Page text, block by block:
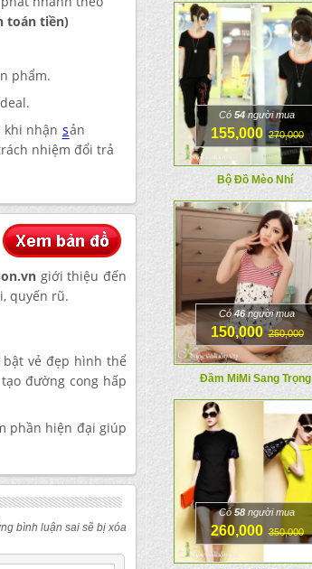
toán tiền)
phẩm.
khi nhận sản
nhiệm đổi trả
giới thiệu đến
quyến rũ.
vẻ đẹp hình thể
đường cong hấp
phần hiện đại giúp
bình luận sai sẽ bị xóa
Có 54 người mua
155,000 270,000
Có46người mua
150,000 250,000
Bộ Đồ Mèo Nhí
Có 58 người mua
260,000 350,000
Đầm MiMi Sang Trọng